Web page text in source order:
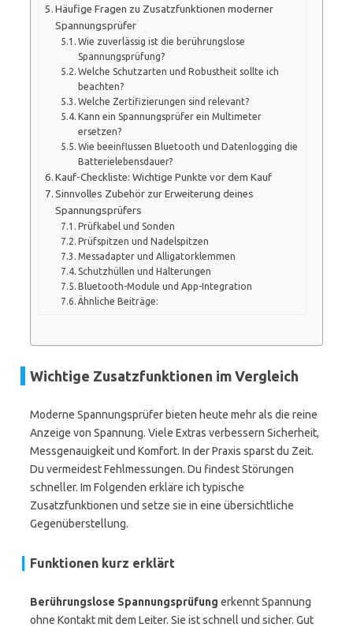
Häufige Fragen zu Zusatzfunktionen moderner
Spannungsprüfer
Wie zuverlässig ist die berührungslose
Spannungsprüfung?
Welche Schutzarten und Robustheit sollte ich
beachten?
Welche Zertifizierungen sind relevant?
Kann ein Spannungsprüfer ein Multimeter
ersetzen?
Wie beeinflussen Bluetooth und Datenlogging die
Batterielebensdauer?
Kauf-Checkliste: Wichtige Punkte vor dem Kauf
Sinnvolles Zubehör zur Erweiterung deines
Spannungsprüfers
Prüfkabel und Sonden
Prüfspitzen und Nadelspitzen
Messadapter und Alligatorklemmen
Schutzhüllen und Halterungen
Bluetooth-Module und App-Integration
Ähnliche Beiträge:
Wichtige Zusatzfunktionen im Vergleich
Moderne Spannungsprüfer bieten heute mehr als die reine
Anzeige von Spannung. Viele Extras verbessern Sicherheit,
Messgenauigkeit und Komfort. In der Praxis sparst du Zeit.
Du vermeidest Fehlmessungen. Du findest Störungen
schneller. Im Folgenden erkläre ich typische
Zusatzfunktionen und setze sie in eine übersichtliche
Gegenüberstellung.
Funktionen kurz erklärt
Berührungslose Spannungsprüfung erkennt Spannung
ohne Kontakt mit dem Leiter. Sie ist schnell und sicher. Gut